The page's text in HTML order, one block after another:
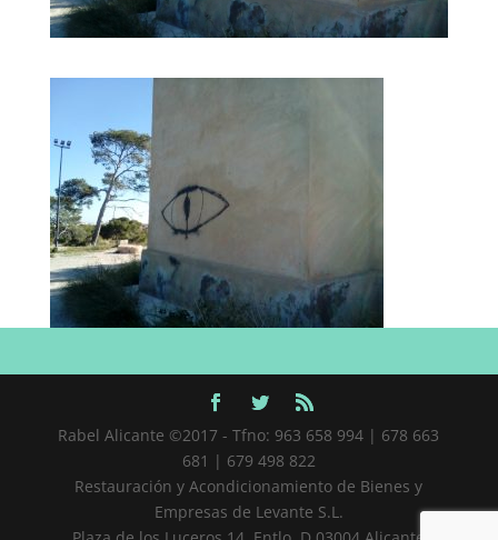
Rabel Alicante ©2017 - Tfno: 963 658 994 | 678 663
681 | 679 498 822
Restauración y Acondicionamiento de Bienes y
Empresas de Levante S.L.